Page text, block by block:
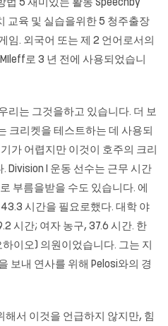
법 5 재미있는 활동 Speechby
교육 및 실습을위한 5 청주출장
임. 외국어 또는 제 2 언어로서의
로 3 년 전에 사용되었습니
리는 그것을하고 있습니다. 더 보
크리켓을 테스트하는 데 사용되
가 어렵지만 이것이 호주의 크리
Division I 운동 선수는 근무 시간
부름을받을 수도 있습니다. 에
시간을 필요로했다. 대학 야
시간; 여자 농구, 37.6 시간. 한
하이오) 의원이었습니다. 그는 지
보내 연사를 위해 Pelosi와의 경
해서 이것을 언급하지 않지만, 힘